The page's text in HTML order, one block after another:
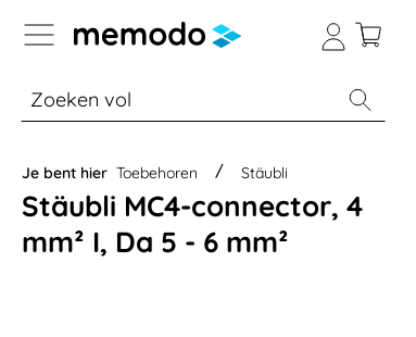
naar navigatie B2B-platform
% Sale Batterijopslag thuis
Je bent hier Toebehoren Stäubli
Stäubli MC4-connector, 4
mm² I, Da 5 - 6 mm²